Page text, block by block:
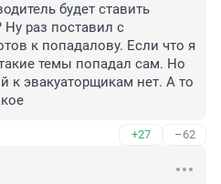
будет ставить
раз поставил с
к попадалову. Если что я
темы попадал сам. Но
к эвакуаторщикам нет. А то
+27 –62